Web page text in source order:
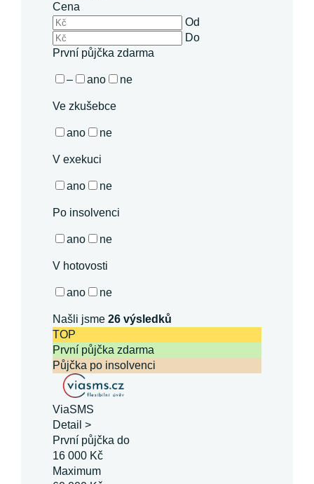
Cena
Od
Do
První půjčka zdarma
– ano ne
Ve zkušebce
ano ne
V exekuci
ano ne
Po insolvenci
ano ne
V hotovosti
ano ne
Našli jsme26 výsledků
TOP
První půjčka zdarma
Půjčka po insolvenci
ViaSMS
Detail >
První půjčka do
16 000 Kč
Maximum